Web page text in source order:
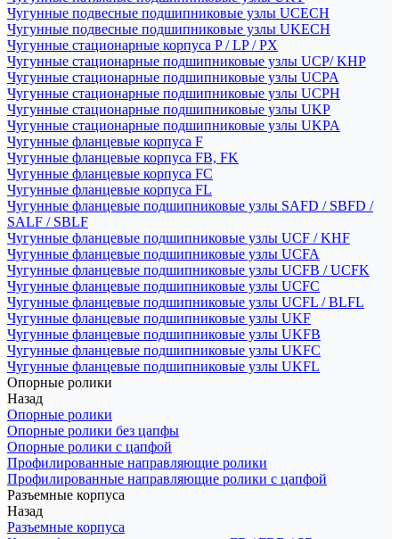
Чугунные подвесные подшипниковые узлы UCECH
Чугунные подвесные подшипниковые узлы UKECH
Чугунные стационарные корпуса P / LP / PX
Чугунные стационарные подшипниковые узлы UCP/ KHP
Чугунные стационарные подшипниковые узлы UCPA
Чугунные стационарные подшипниковые узлы UCPH
Чугунные стационарные подшипниковые узлы UKP
Чугунные стационарные подшипниковые узлы UKPA
Чугунные фланцевые корпуса F
Чугунные фланцевые корпуса FB, FK
Чугунные фланцевые корпуса FC
Чугунные фланцевые корпуса FL
Чугунные фланцевые подшипниковые узлы SAFD / SBFD /
SALF / SBLF
Чугунные фланцевые подшипниковые узлы UCF / KHF
Чугунные фланцевые подшипниковые узлы UCFA
Чугунные фланцевые подшипниковые узлы UCFB / UCFK
Чугунные фланцевые подшипниковые узлы UCFC
Чугунные фланцевые подшипниковые узлы UCFL / BLFL
Чугунные фланцевые подшипниковые узлы UKF
Чугунные фланцевые подшипниковые узлы UKFB
Чугунные фланцевые подшипниковые узлы UKFC
Чугунные фланцевые подшипниковые узлы UKFL
Опорные ролики
Назад
Опорные ролики
Опорные ролики без цапфы
Опорные ролики с цапфой
Профилированные направляющие ролики
Профилированные направляющие ролики с цапфой
Разъемные корпуса
Назад
Разъемные корпуса